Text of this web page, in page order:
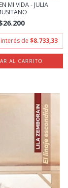
MI VIDA - JULIA
de $8.733,33